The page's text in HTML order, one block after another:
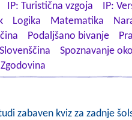
IP: Turistična vzgoja IP:
Logika Matematika
Podaljšano bivanje
Slovenščina Spoznavanje
Zgodovina
zabaven kviz za zadnje